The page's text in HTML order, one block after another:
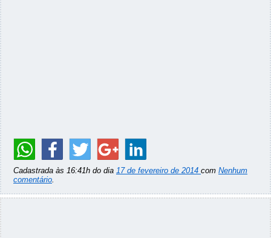
Cadastrada às 16:41h do dia 17 de fevereiro de 2014 com Nenhum
comentário.